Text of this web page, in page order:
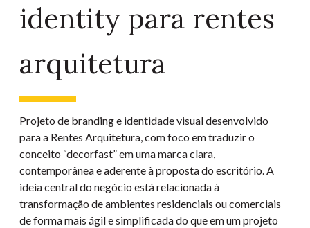
identity para rentes
arquitetura
Projeto de branding e identidade visual desenvolvido
para a Rentes Arquitetura, com foco em traduzir o
conceito “decorfast” em uma marca clara,
contemporânea e aderente à proposta do escritório. A
ideia central do negócio está relacionada à
transformação de ambientes residenciais ou comerciais
de forma mais ágil e simplificada do que em um projeto